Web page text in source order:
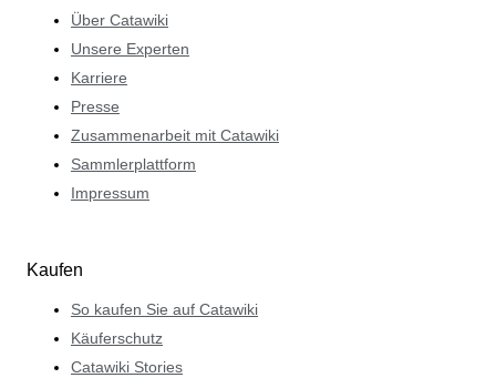
Über Catawiki
Unsere Experten
Karriere
Presse
Zusammenarbeit mit Catawiki
Sammlerplattform
Impressum
Kaufen
So kaufen Sie auf Catawiki
Käuferschutz
Catawiki Stories